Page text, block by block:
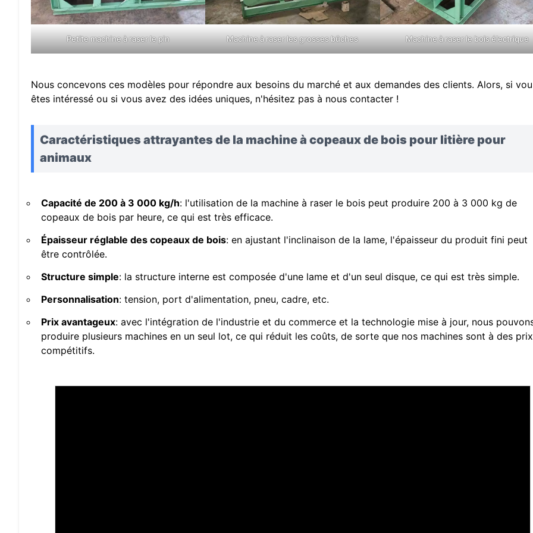
Petite machine à raser le pin Machine à raser les grosses bûches Machine à raser le bois électrique
Nous concevons ces modèles pour répondre aux besoins du marché et aux demandes des clients. Alors, si
êtes intéressé ou si vous avez des idées uniques, n'hésitez pas à nous contacter !
Caractéristiques attrayantes de la machine à copeaux de bois pour litière pour
animaux
Capacité de 200 à 3 000 kg/h: l'utilisation de la machine à raser le bois peut produire 200 à 3 000 kg de
copeaux de bois par heure, ce qui est très efficace.
Épaisseur réglable des copeaux de bois: en ajustant l'inclinaison de la lame, l'épaisseur du produit fini peut
être contrôlée.
Structure simple: la structure interne est composée d'une lame et d'un seul disque, ce qui est très simple.
Personnalisation: tension, port d'alimentation, pneu, cadre, etc.
Prix ​​avantageux: avec l'intégration de l'industrie et du commerce et la technologie mise à jour, nous
produire plusieurs machines en un seul lot, ce qui réduit les coûts, de sorte que nos machines sont à des prix
compétitifs.